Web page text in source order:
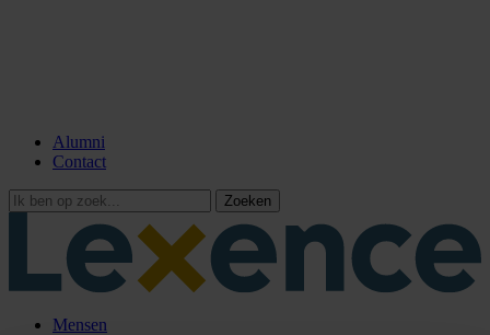
Alumni
Contact
Zoeken
Mensen